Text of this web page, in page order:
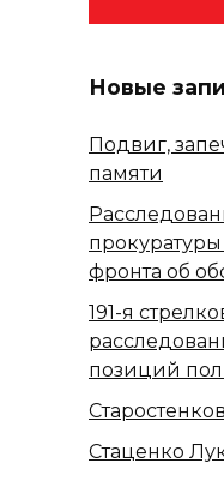
Новые
Подвиг,
памяти
прокуратуры
фронта об
191-я
позиций
Стаценко